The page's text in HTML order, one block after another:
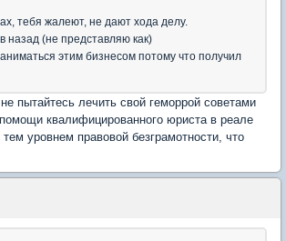
тебя жалеют, не дают хода делу.
назад (не представляю как)
этим бизнесом потому что получил
пытайтесь лечить свой геморрой советами
квалифицированного юриста в реале
уровнем правовой безграмотности, что